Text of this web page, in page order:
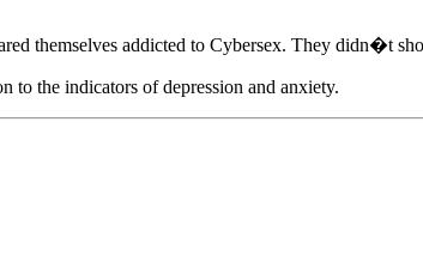
themselves addicted to Cybersex. They didn�t
to the indicators of depression and anxiety.